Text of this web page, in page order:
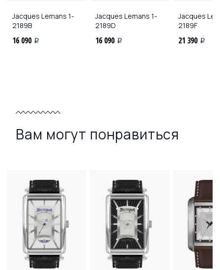
Jacques Lemans 1-
2189B
16 090 i
Jacques Lemans 1-
2189D
16 090 i
Jacques
2189F
21 390 i
Вам могут понравиться